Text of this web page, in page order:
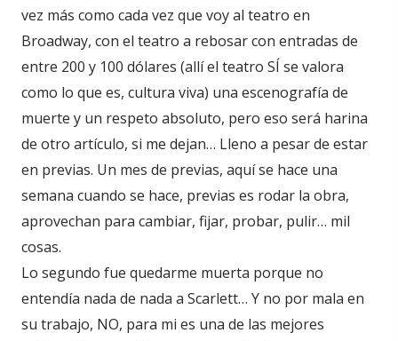
vez más como cada vez que voy al teatro en
Broadway, con el teatro a rebosar con entradas de
entre 200 y 100 dólares (allí el teatro SÍ se valora
como lo que es, cultura viva) una escenografía de
muerte y un respeto absoluto, pero eso será harina
de otro artículo, si me dejan… Lleno a pesar de estar
en previas. Un mes de previas, aquí se hace una
semana cuando se hace, previas es rodar la obra,
aprovechan para cambiar, fijar, probar, pulir… mil
cosas.
Lo segundo fue quedarme muerta porque no
entendía nada de nada a Scarlett… Y no por mala en
su trabajo, NO, para mi es una de las mejores